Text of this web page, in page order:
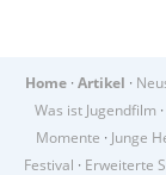
Home · Artikel ·
Was ist Jugendfilm ·
Momente · Junge
Festival · Erweiterte